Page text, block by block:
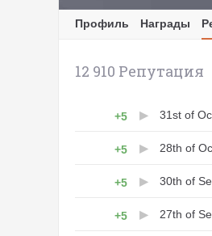
Профиль Награды
12 910 Репутация
+5 31st of
+5 28th of
+5 30th of
+5 27th of